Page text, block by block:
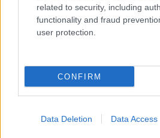
related to security, including
functionality and fraud
user protection.
CONFIRM
Data Deletion Data Access